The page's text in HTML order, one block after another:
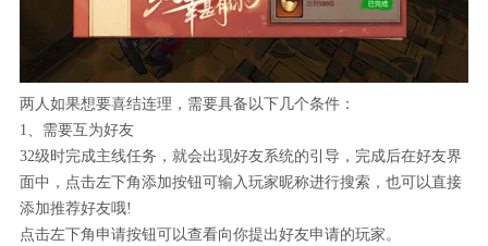
两人如果想要喜结连理，需要具备以下几个条件：
1、需要互为好友
32级时完成主线任务，就会出现好友系统的引导，完成后在好友界
面中，点击左下角添加按钮可输入玩家昵称进行搜索，也可以直接
添加推荐好友哦!
点击左下角申请按钮可以查看向你提出好友申请的玩家。